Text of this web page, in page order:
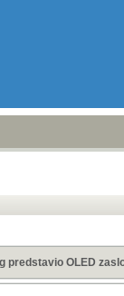
predstavio OLED